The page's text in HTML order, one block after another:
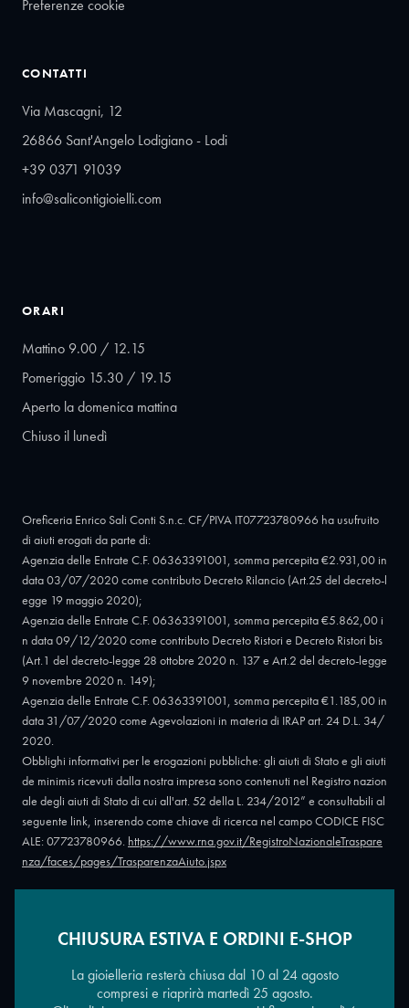
Preferenze cookie
CONTATTI
Via Mascagni, 12
26866 Sant'Angelo Lodigiano - Lodi
+39 0371 91039
info@salicontigioielli.com
ORARI
Mattino 9.00 / 12.15
Pomeriggio 15.30 / 19.15
Aperto la domenica mattina
Chiuso il lunedì
Oreficeria Enrico Sali Conti S.n.c. CF/PIVA IT07723780966 ha usufruito
di aiuti erogati da parte di:
Agenzia delle Entrate C.F. 06363391001, somma percepita €2.931,00 in
data 03/07/2020 come contributo Decreto Rilancio (Art.25 del decreto-l
egge 19 maggio 2020);
Agenzia delle Entrate C.F. 06363391001, somma percepita €5.862,00 i
n data 09/12/2020 come contributo Decreto Ristori e Decreto Ristori bis
(Art.1 del decreto-legge 28 ottobre 2020 n. 137 e Art.2 del decreto-legge
9 novembre 2020 n. 149);
Agenzia delle Entrate C.F. 06363391001, somma percepita €1.185,00 in
data 31/07/2020 come Agevolazioni in materia di IRAP art. 24 D.L. 34/
2020.
Obblighi informativi per le erogazioni pubbliche: gli aiuti di Stato e gli aiuti
de minimis ricevuti dalla nostra impresa sono contenuti nel Registro nazion
ale degli aiuti di Stato di cui all'art. 52 della L. 234/2012” e consultabili al
seguente link, inserendo come chiave di ricerca nel campo CODICE FISC
ALE: 07723780966. https://www.rna.gov.it/RegistroNazionaleTraspare
nza/faces/pages/TrasparenzaAiuto.jspx
Copyright © 2026 - Oreficeria Enrico Sali Conti e C. snc - Partita IVA
CHIUSURA ESTIVA E ORDINI E-SHOP
La gioielleria resterà chiusa dal 10 al 24 agosto
compresi e riaprirà martedì 25 agosto.